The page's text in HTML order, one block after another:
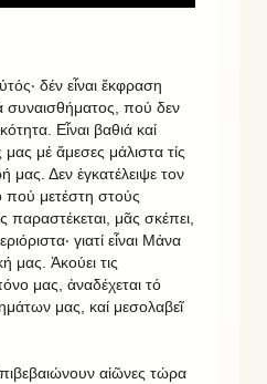
δέν εἶναι ἔκφραση
συναισθήματος, πού δεν
Εἶναι βαθιά καί
μέ ἄμεσες μάλιστα τίς
μας. Δεν ἐγκατέλειψε τον
πού μετέστη στούς
παραστέκεται, μᾶς σκέπει,
γιατί εἶναι Μάνα
μας. Ἀκούει τις
μας, ἀναδέχεται τό
μας, καί μεσολαβεῖ
αἰῶνες τώρα